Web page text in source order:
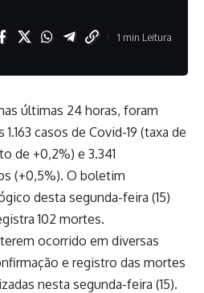
1 min Leitura
últimas 24 horas, foram
casos de Covid-19 (taxa de
de +0,2%) e 3.341
(+0,5%). O boletim
desta segunda-feira (15)
102 mortes.
ocorrido em diversas
e registro das mortes
nesta segunda-feira (15).